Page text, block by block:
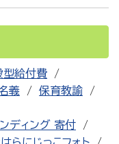
型給付費
義
保育教諭
ディング 寄付